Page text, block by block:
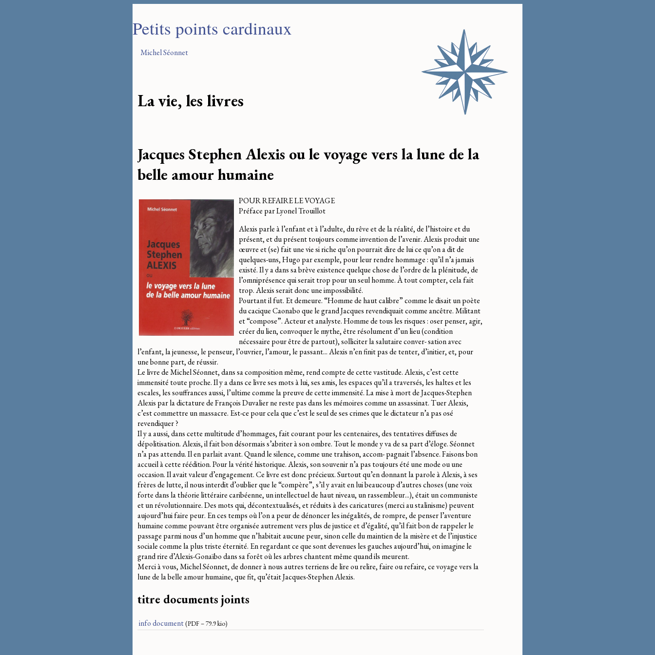
Petits points cardinaux
Michel Séonnet
La vie, les livres
Jacques Stephen Alexis ou le voyage vers la lune de la
belle amour humaine
POUR REFAIRE LE VOYAGE
Préface par Lyonel Trouillot
Alexis parle à l’enfant et à l’adulte, du rêve et de la réalité, de l’histoire et du
présent, et du présent toujours comme invention de l’avenir. Alexis produit une
œuvre et (se) fait une vie si riche qu’on pourrait dire de lui ce qu’on a dit de
quelques-uns, Hugo par exemple, pour leur rendre hommage : qu’il n’a jamais
existé. Il y a dans sa brève existence quelque chose de l’ordre de la plénitude, de
l’omniprésence qui serait trop pour un seul homme. À tout compter, cela fait
trop. Alexis serait donc une impossibilité.
Pourtant il fut. Et demeure. “Homme de haut calibre” comme le disait un poète
du cacique Caonabo que le grand Jacques revendiquait comme ancêtre. Militant
et “compose”. Acteur et analyste. Homme de tous les risques : oser penser, agir,
créer du lien, convoquer le mythe, être résolument d’un lieu (condition
nécessaire pour être de partout), solliciter la salutaire conver- sation avec
l’enfant, la jeunesse, le penseur, l’ouvrier, l’amour, le passant... Alexis n’en finit pas de tenter, d’initier, et, pour
une bonne part, de réussir.
Le livre de Michel Séonnet, dans sa composition même, rend compte de cette vastitude. Alexis, c’est cette
immensité toute proche. Il y a dans ce livre ses mots à lui, ses amis, les espaces qu’il a traversés, les haltes et les
escales, les souffrances aussi, l’ultime comme la preuve de cette immensité. La mise à mort de Jacques-Stephen
Alexis par la dictature de François Duvalier ne reste pas dans les mémoires comme un assassinat. Tuer Alexis,
c’est commettre un massacre. Est-ce pour cela que c’est le seul de ses crimes que le dictateur n’a pas osé
revendiquer ?
Il y a aussi, dans cette multitude d’hommages, fait courant pour les centenaires, des tentatives diffuses de
dépolitisation. Alexis, il fait bon désormais s’abriter à son ombre. Tout le monde y va de sa part d’éloge. Séonnet
n’a pas attendu. Il en parlait avant. Quand le silence, comme une trahison, accom- pagnait l’absence. Faisons bon
accueil à cette réédition. Pour la vérité historique. Alexis, son souvenir n’a pas toujours été une mode ou une
occasion. Il avait valeur d’engagement. Ce livre est donc précieux. Surtout qu’en donnant la parole à Alexis, à ses
frères de lutte, il nous interdit d’oublier que le “compère”, s’il y avait en lui beaucoup d’autres choses (une voix
forte dans la théorie littéraire caribéenne, un intellectuel de haut niveau, un rassembleur...), était un communiste
et un révolutionnaire. Des mots qui, décontextualisés, et réduits à des caricatures (merci au stalinisme) peuvent
aujourd’hui faire peur. En ces temps où l’on a peur de dénoncer les inégalités, de rompre, de penser l’aventure
humaine comme pouvant être organisée autrement vers plus de justice et d’égalité, qu’il fait bon de rappeler le
passage parmi nous d’un homme que n’habitait aucune peur, sinon celle du maintien de la misère et de l’injustice
sociale comme la plus triste éternité. En regardant ce que sont devenues les gauches aujourd’hui, on imagine le
grand rire d’Alexis-Gonaïbo dans sa forêt où les arbres chantent même quand ils meurent.
Merci à vous, Michel Séonnet, de donner à nous autres terriens de lire ou relire, faire ou refaire, ce voyage vers la
lune de la belle amour humaine, que fit, qu’était Jacques-Stephen Alexis.
titre documents joints
info document(PDF – 79.9 kio)